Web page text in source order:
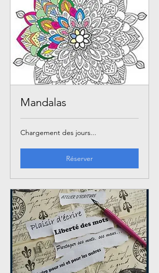
Mandalas
Chargement des jours...
Réserver